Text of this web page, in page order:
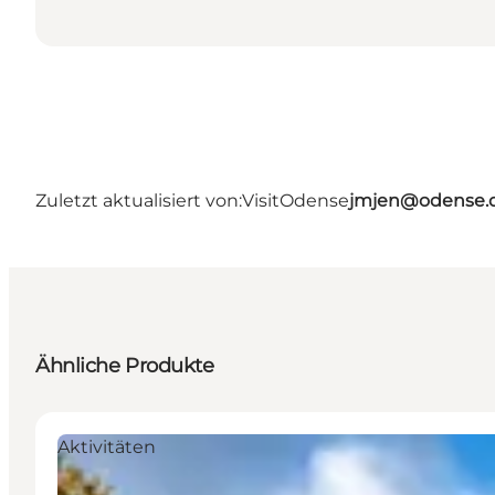
Zuletzt aktualisiert von:VisitOdense
Ähnliche Produkte
Aktivitäten